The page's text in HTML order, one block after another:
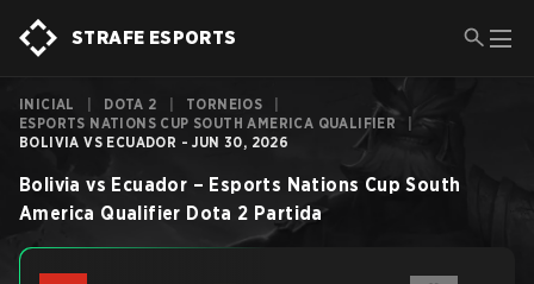
STRAFE ESPORTS
INICIAL DOTA 2 TORNEIOS
ESPORTS NATIONS CUP SOUTH AMERICA QUALIFIER
BOLIVIA VS ECUADOR - JUN 30, 2026
Bolivia vs Ecuador – Esports Nations Cup South
America Qualifier Dota 2 Partida